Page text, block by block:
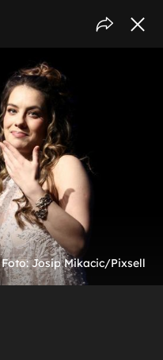
Foto: Josip Mikacic/Pixsell